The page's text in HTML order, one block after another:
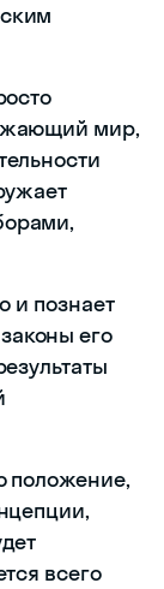
мир,
и познает
его
положение,
всего